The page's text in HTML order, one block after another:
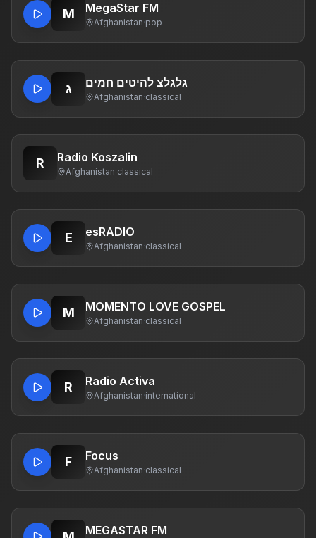
M MegaStar FM
Afghanistan·pop
ג גלגלצ להיטים חמים
Afghanistan·classical
R Radio Koszalin
Afghanistan·classical
E esRADIO
Afghanistan·classical
M MOMENTO LOVE GOSPEL
Afghanistan·classical
R Radio Activa
Afghanistan·international
F Focus
Afghanistan·classical
MEGASTAR FM